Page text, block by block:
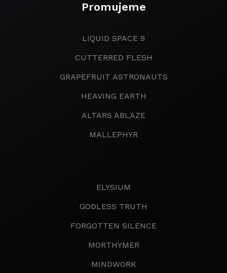
Promujeme
LIQUID SPACE 9
CUTTERRED FLESH
GRAPEFRUIT ASTRONAUTS
HEAVING EARTH
ALTARS ABLAZE
MALLEPHYR
ELYSIUM
GODLESS TRUTH
FORGOTTEN SILENCE
MORTHYMER
MINDWORK